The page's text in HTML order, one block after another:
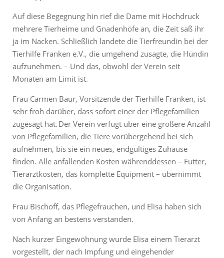
Auf diese Begegnung hin rief die Dame mit Hochdruck
mehrere Tierheime und Gnadenhöfe an, die Zeit saß ihr
ja im Nacken. Schließlich landete die Tierfreundin bei der
Tierhilfe Franken e.V., die umgehend zusagte, die Hündin
aufzunehmen. – Und das, obwohl der Verein seit
Monaten am Limit ist.
Frau Carmen Baur, Vorsitzende der Tierhilfe Franken, ist
sehr froh darüber, dass sofort einer der Pflegefamilien
zugesagt hat. Der Verein verfügt über eine größere Anzahl
von Pflegefamilien, die Tiere vorübergehend bei sich
aufnehmen, bis sie ein neues, endgültiges Zuhause
finden. Alle anfallenden Kosten währenddessen – Futter,
Tierarztkosten, das komplette Equipment – übernimmt
die Organisation.
Frau Bischoff, das Pflegefrauchen, und Elisa haben sich
von Anfang an bestens verstanden.
Nach kurzer Eingewöhnung wurde Elisa einem Tierarzt
vorgestellt, der nach Impfung und eingehender